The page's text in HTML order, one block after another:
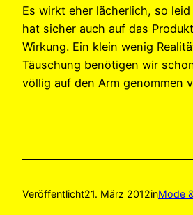
Es wirkt eher lächerlich, so
hat sicher auch auf das
Wirkung. Ein klein wenig
Täuschung benötigen wir
völlig auf den Arm genommen
Veröffentlicht21. März 2012inMode